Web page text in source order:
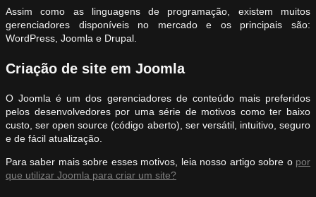
Assim como as linguagens de programação, existem muitos
gerenciadores disponíveis no mercado e os principais são:
WordPress, Joomla e Drupal.
Criação de site em Joomla
O Joomla é um dos gerenciadores de conteúdo mais preferidos
pelos desenvolvedores por uma série de motivos como ter baixo
custo, ser open source (código aberto), ser versátil, intuitivo, seguro
e de fácil atualização.
Para saber mais sobre esses motivos, leia nosso artigo sobre o por
que utilizar Joomla para criar um site?